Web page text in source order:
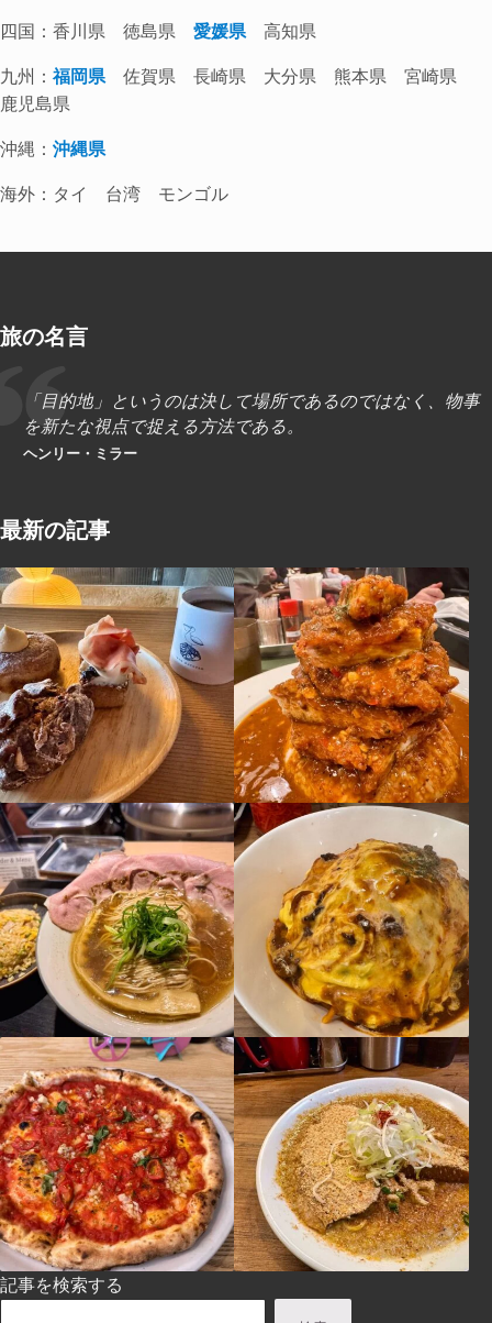
四国：香川県 徳島県愛媛県高知県
九州：福岡県佐賀県 長崎県 大分県 熊本県 宮崎県
鹿児島県
沖縄：沖縄県
海外：タイ 台湾 モンゴル
旅の名言
「目的地」というのは決して場所であるのではなく、物事
を新たな視点で捉える方法である。
ヘンリー・ミラー
最新の記事
記事を検索する